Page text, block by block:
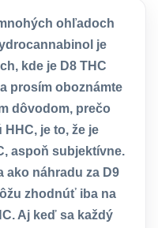
ohľadoch
je
kde je D8 THC
prosím oboznámte
dôvodom, prečo
je to, že je
aspoň subjektívne.
ako náhradu za D9
zhodnúť iba na
Aj keď sa každý